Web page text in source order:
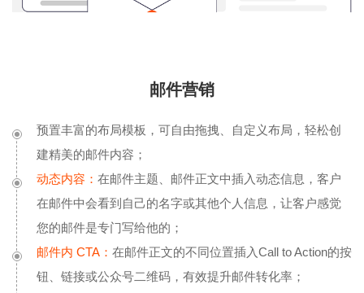
邮件营销
预置丰富的布局模板，可自由拖拽、自定义布局，轻松创
建精美的邮件内容；
动态内容： 在邮件主题、邮件正文中插入动态信息，客户
在邮件中会看到自己的名字或其他个人信息，让客户感觉
您的邮件是专门写给他的；
邮件内 CTA： 在邮件正文的不同位置插入Call to Action的按
钮、链接或公众号二维码，有效提升邮件转化率；